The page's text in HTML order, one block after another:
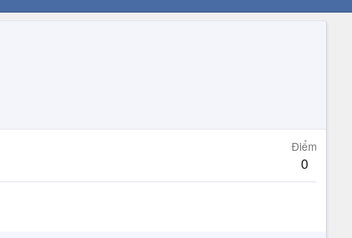
Điểm
0